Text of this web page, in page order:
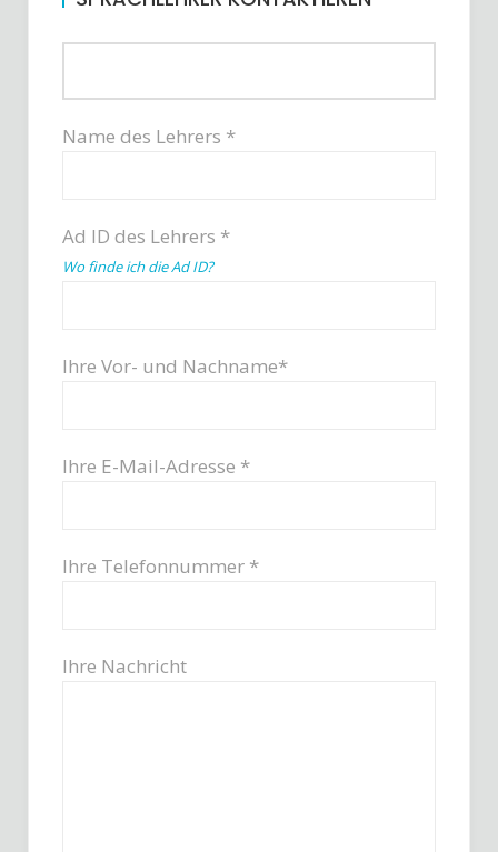
Name des Lehrers *
Ad ID des Lehrers *
Wo finde ich die Ad ID?
Ihre Vor- und Nachname*
Ihre E-Mail-Adresse *
Ihre Telefonnummer *
Ihre Nachricht